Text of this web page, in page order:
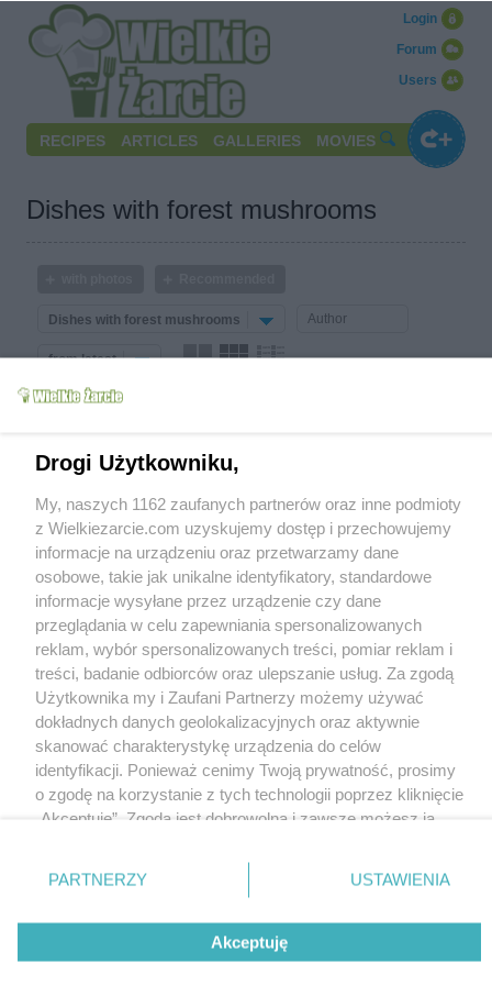
Users
Forum
Login
RECIPES ARTICLES GALLERIES MOVIES
Dishes with forest mushrooms
Dishes with forest mushrooms
from latest
Write to us Terms of use Cookies policy
Drogi Użytkowniku,
My, naszych 1162 zaufanych partnerów oraz inne podmioty
z Wielkiezarcie.com uzyskujemy dostęp i przechowujemy
informacje na urządzeniu oraz przetwarzamy dane
osobowe, takie jak unikalne identyfikatory, standardowe
informacje wysyłane przez urządzenie czy dane
przeglądania w celu zapewniania spersonalizowanych
reklam, wybór spersonalizowanych treści, pomiar reklam i
treści, badanie odbiorców oraz ulepszanie usług. Za zgodą
Użytkownika my i Zaufani Partnerzy możemy używać
dokładnych danych geolokalizacyjnych oraz aktywnie
skanować charakterystykę urządzenia do celów
identyfikacji. Ponieważ cenimy Twoją prywatność, prosimy
o zgodę na korzystanie z tych technologii poprzez kliknięcie
„Akceptuję”. Zgoda jest dobrowolna i zawsze możesz ją
znajdujący się w lewym dolnym rogu strony
. Niektóre
rodzaje przetwarzania danych nie wymagają zgody
użytkownika, ale masz prawo sprzeciwić się takiemu
przetwarzaniu. Preferencje będą miały zastosowania tylko
na tej witrynie.
PARTNERZY USTAWIENIA
Akceptuję